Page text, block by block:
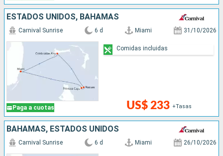
ESTADOS UNIDOS, BAHAMAS
Paga a cuotas
Carnival Sunrise 6 d Miami 31/10/2026
US$ 233 +Tasas
Comidas incluidas
BAHAMAS, ESTADOS UNIDOS
Carnival Sunrise 6 d Miami 26/10/2026